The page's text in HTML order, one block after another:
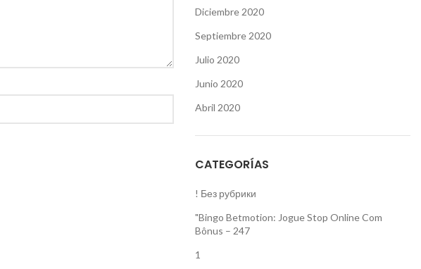
Diciembre 2020
Septiembre 2020
Julio 2020
Junio 2020
Abril 2020
CATEGORÍAS
! Без рубрики
"Bingo Betmotion: Jogue Stop Online Com
Bônus – 247
1